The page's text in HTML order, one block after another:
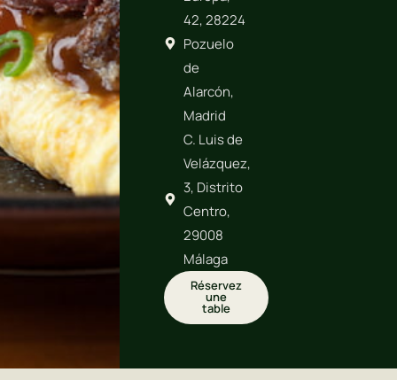
42, 28224
Pozuelo
de
Alarcón,
Madrid
C. Luis de
Velázquez,
3, Distrito
Centro,
29008
Málaga
Réservez
une
table